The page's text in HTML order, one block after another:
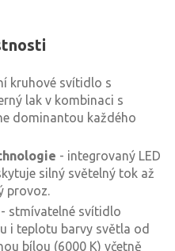
kruhové svítidlo s
lak v kombinaci s
dominantou každého
- integrovaný LED
silný světelný tok až
provoz.
- stmívatelné svítidlo
i teplotu barvy světla od
bílou (6000 K) včetně